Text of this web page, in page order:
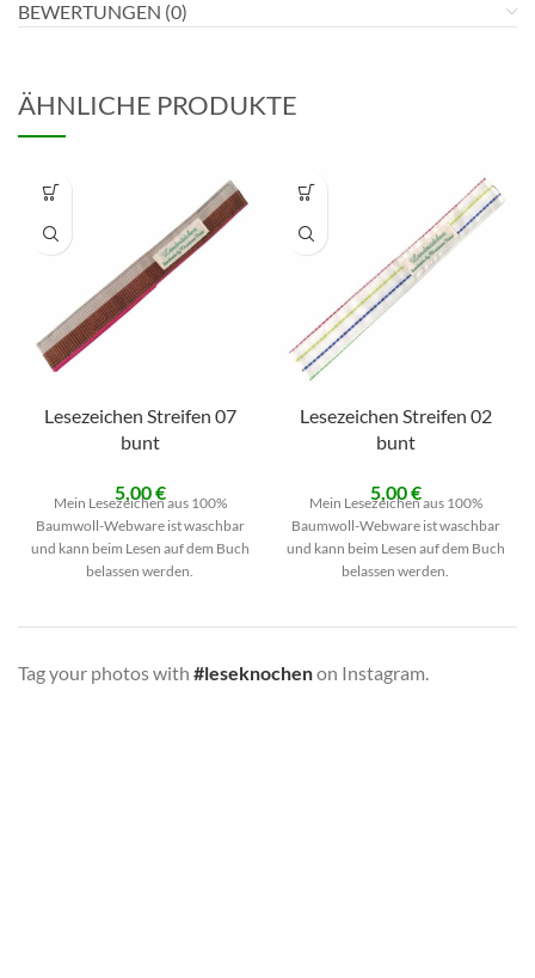
BEWERTUNGEN (0)
ÄHNLICHE PRODUKTE
Lesezeichen Streifen 07
bunt
5,00€
Mein Lesezeichen aus 100%
Baumwoll-Webware ist waschbar
und kann beim Lesen auf dem Buch
belassen werden.
Lesezeichen Streifen 02
bunt
5,00€
Mein Lesezeichen aus 100%
Baumwoll-Webware ist waschbar
und kann beim Lesen auf dem Buch
belassen werden.
Tag your photos with #leseknochenon Instagram.